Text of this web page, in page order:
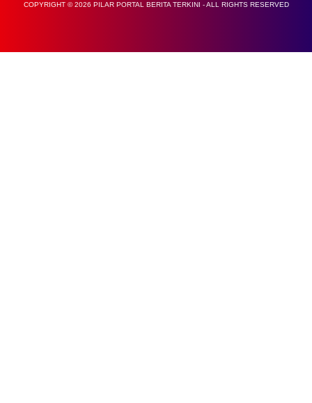
COPYRIGHT © 2026 PILAR PORTAL BERITA TERKINI - ALL RIGHTS RESERVED